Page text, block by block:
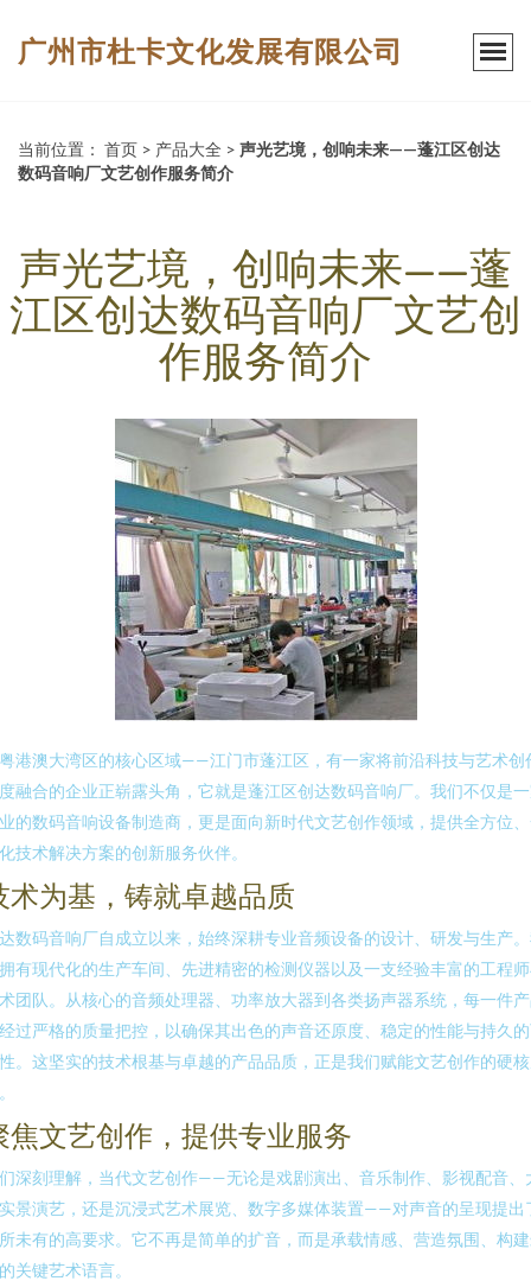
广州市杜卡文化发展有限公司
当前位置： 首页 > 产品大全 > 声光艺境，创响未来——蓬江区创达
数码音响厂文艺创作服务简介
声光艺境，创响未来——蓬
江区创达数码音响厂文艺创
作服务简介
港澳大湾区的核心区域——江门市蓬江区，有一家将前沿科技与艺术创
融合的企业正崭露头角，它就是蓬江区创达数码音响厂。我们不仅是
的数码音响设备制造商，更是面向新时代文艺创作领域，提供全方位
技术解决方案的创新服务伙伴。
术为基，铸就卓越品质
数码音响厂自成立以来，始终深耕专业音频设备的设计、研发与生产
有现代化的生产车间、先进精密的检测仪器以及一支经验丰富的工程
团队。从核心的音频处理器、功率放大器到各类扬声器系统，每一件
过严格的质量把控，以确保其出色的声音还原度、稳定的性能与持久
。这坚实的技术根基与卓越的产品品质，正是我们赋能文艺创作的硬
焦文艺创作，提供专业服务
深刻理解，当代文艺创作——无论是戏剧演出、音乐制作、影视配音、
景演艺，还是沉浸式艺术展览、数字多媒体装置——对声音的呈现提出
未有的高要求。它不再是简单的扩音，而是承载情感、营造氛围、构
关键艺术语言。